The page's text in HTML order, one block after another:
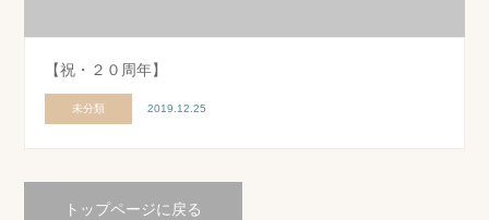
【祝・２０周年】
未分類 2019.12.25
トップページに戻る